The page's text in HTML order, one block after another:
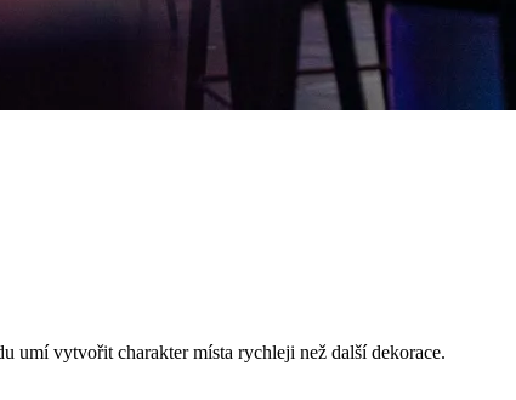
umí vytvořit charakter místa rychleji než další dekorace.